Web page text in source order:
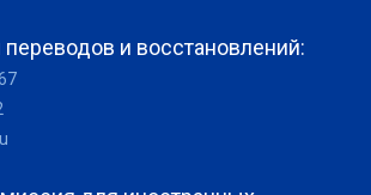
и восстановлений: